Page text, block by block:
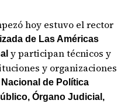
hoy estuvo el rector
de Las Américas
y participan técnicos y
y organizaciones
de Política
Órgano Judicial,